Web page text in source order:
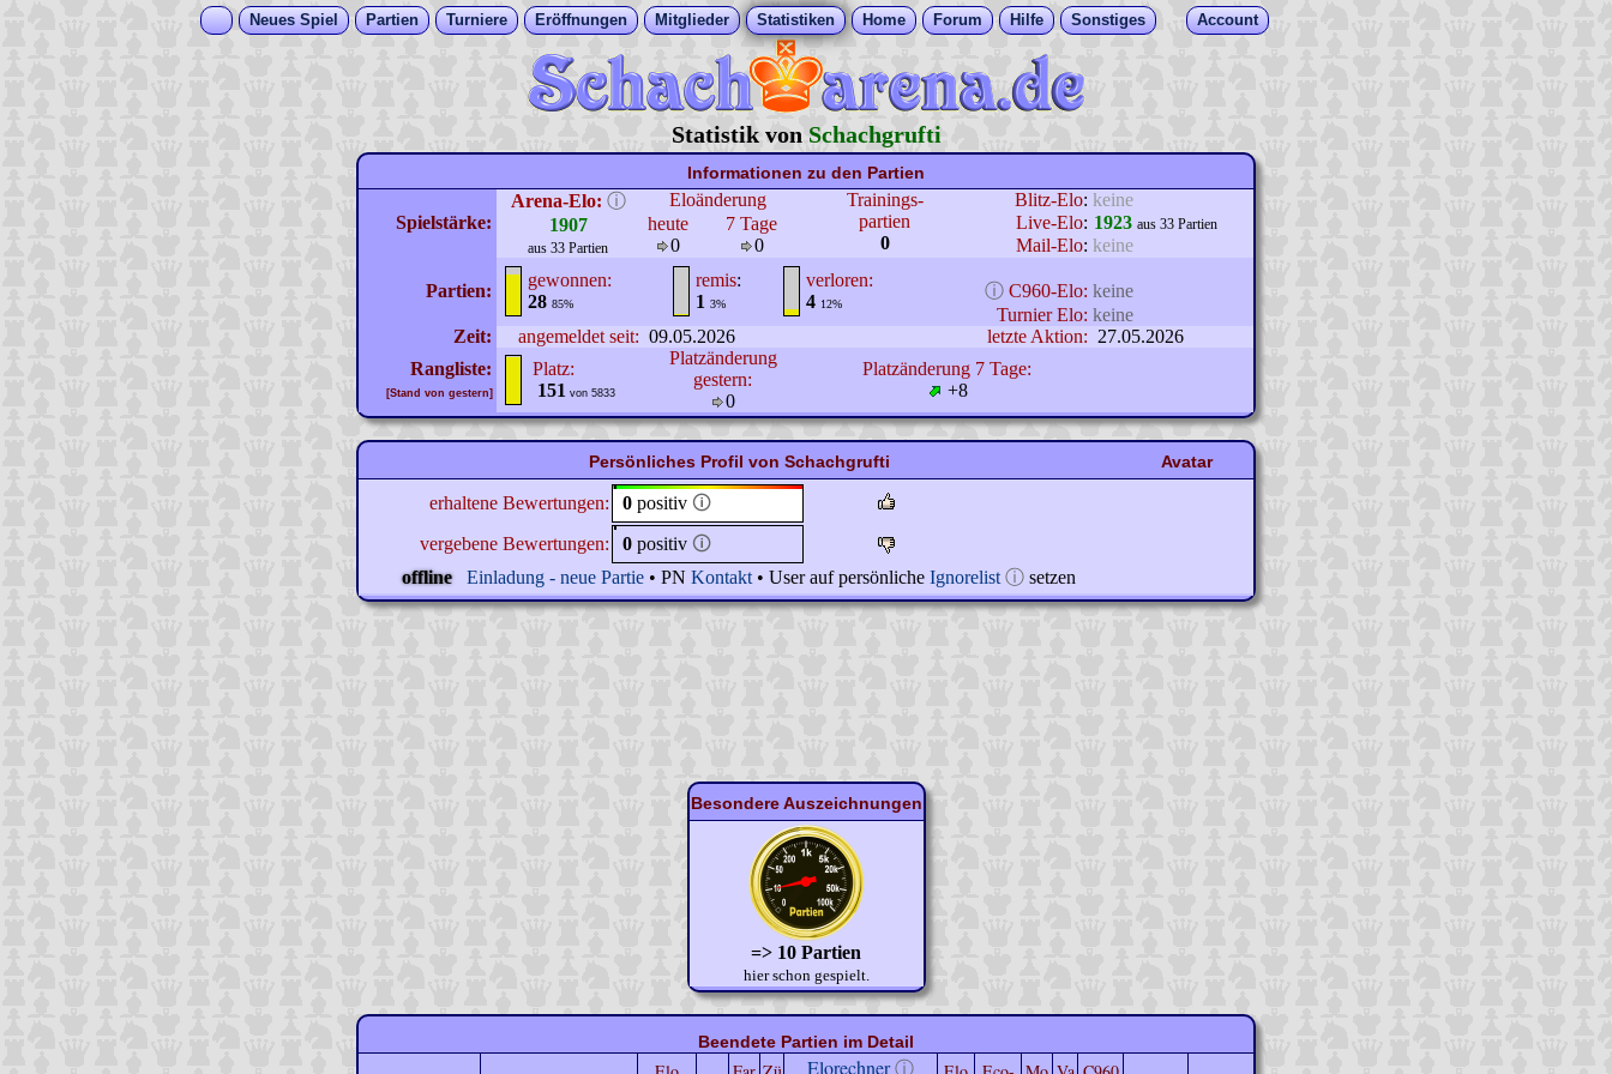
Neues Spiel Partien Turniere Eröffnungen Mitglieder Statistiken Home Forum Hilfe Sonstiges Account
Statistik von Schachgrufti
Informationen zu den Partien
Spielstärke:
Arena-Elo: ⓘ
1907
aus 33 Partien
Eloänderung
Trainings-
partien
0
Blitz-Elo: keine
heute
0
7 Tage
0
Live-Elo: 1923 aus 33 Partien
Mail-Elo: keine
Partien:
gewonnen:
28 85%
remis:
1 3%
verloren:
4 12%
ⓘ C960-Elo: keine
Turnier Elo: keine
Zeit:
angemeldet seit: 09.05.2026 letzte Aktion: 27.05.2026
Rangliste:
[Stand von gestern]
Platz:
151 von 5833
Platzänderung
gestern:
0
Platzänderung 7 Tage:
+8
Persönliches Profil von Schachgrufti Avatar
erhaltene Bewertungen: 0 positiv 🛈
vergebene Bewertungen:
0 positiv 🛈
offline
Einladung - neue Partie • PN Kontakt • User auf persönliche Ignorelist ⓘ setzen
Besondere Auszeichnungen
=> 10 Partien
hier schon gespielt.
Beendete Partien im Detail
Elorechnerⓘ